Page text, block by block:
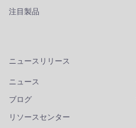
注目製品
ニュースリリース
ニュース
ブログ
リソースセンター